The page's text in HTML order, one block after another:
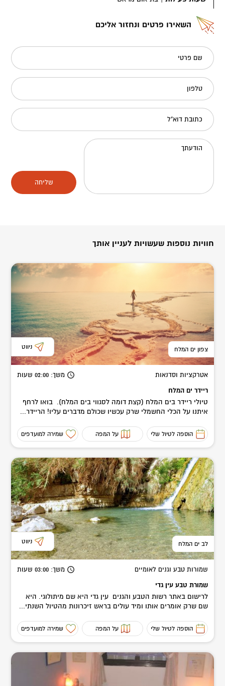
השאירו פרטים ונחזור אליכם
שם פרטי
טלפון
כתובת דוא"ל
הודעתך
שליחה
חוויות נוספות שעשויות לעניין אותך
צפון ים המלח ניווט
אטרקציות וסדנאות משך: 02:00 שעות
ריידר ים המלח
טיולי ריידר בים המלח (קצת דומה לסגווי בים המלח). בואו לרחף
איתנו על הכלי החשמלי שרק עכשיו שכולם מדברים עליו! הריידר...
הוספה לטיול שלי על המפה שמירה למועדפים
לב ים המלח ניווט
שמורות טבע וגנים לאומיים משך: 03:00 שעות
שמורת טבע עין גדי
לרישום באתר רשות הטבע והגנים עין גדי היא שם מיתולוגי. היא
שם שרק אומרים אותו ומיד עולים בראש זיכרונות מהטיול השנתי...
הוספה לטיול שלי על המפה שמירה למועדפים